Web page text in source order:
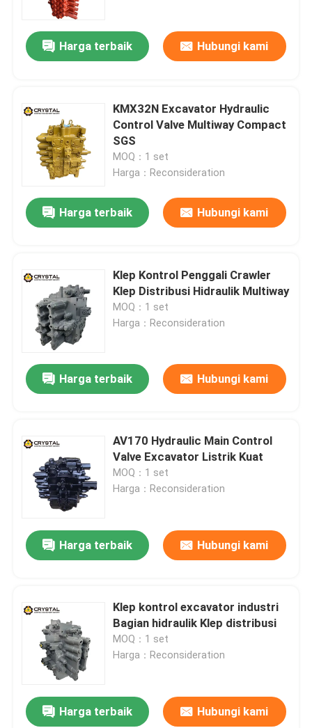
Harga terbaik Hubungi kami
KMX32N Excavator Hydraulic
Control Valve Multiway Compact
SGS
MOQ：1 set
Harga：Reconsideration
Harga terbaik Hubungi kami
Klep Kontrol Penggali Crawler
Klep Distribusi Hidraulik Multiway
MOQ：1 set
Harga：Reconsideration
Harga terbaik Hubungi kami
AV170 Hydraulic Main Control
Valve Excavator Listrik Kuat
MOQ：1 set
Harga：Reconsideration
Harga terbaik Hubungi kami
Klep kontrol excavator industri
Bagian hidraulik Klep distribusi
MOQ：1 set
Harga：Reconsideration
Harga terbaik Hubungi kami